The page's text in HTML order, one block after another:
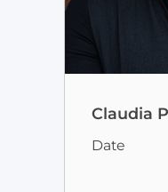
Claudia
Date